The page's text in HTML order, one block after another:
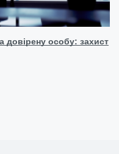
довірену особу: захист